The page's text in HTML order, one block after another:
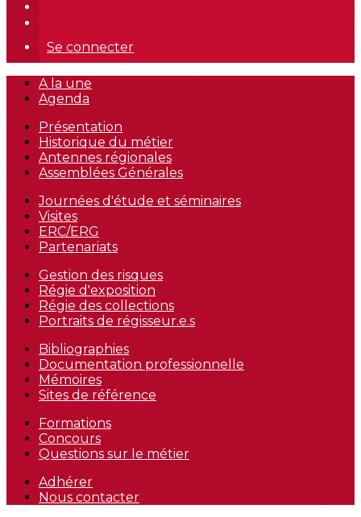
Se connecter
A la une
Agenda
Présentation
Historique du métier
Antennes régionales
Assemblées Générales
Journées d'étude et séminaires
Visites
ERC/ERG
Partenariats
Gestion des risques
Régie d'exposition
Régie des collections
Portraits de régisseur.e.s
Bibliographies
Documentation professionnelle
Mémoires
Sites de référence
Formations
Concours
Questions sur le métier
Adhérer
Nous contacter